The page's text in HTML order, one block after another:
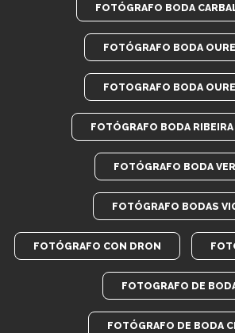
FOTÓGRAFO BODA
FOTÓGRAFO BODA
FOTOGRAFO BODA
FOTÓGRAFO BODA RIBEIRA
FOTÓGRAFO BODA
FOTÓGRAFO BODAS
FOTÓGRAFO CON DRON
FOTOGRAFO DE
FOTÓGRAFO DE BODA